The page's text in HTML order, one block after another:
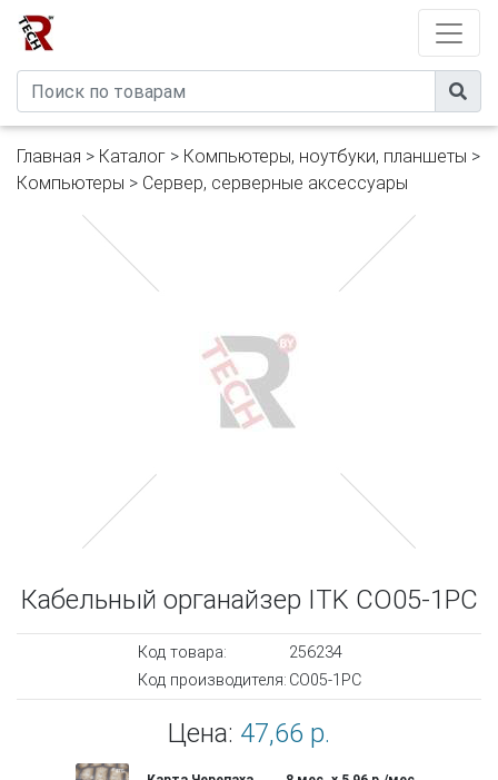
Главная > Каталог > Компьютеры, ноутбуки, планшеты >
Компьютеры > Сервер, серверные аксессуары
Кабельный органайзер ITK CO05-1PC
Код товара:
256234
Код производителя: CO05-1PC
Цена: 47,66 р.